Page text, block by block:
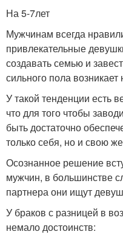
На 5-7лет
Мужчинам всегда
привлекательные
создавать семью и
сильного пола
У такой тенденции есть
что для того чтобы
быть достаточно
только себя, но и свою
Осознанное решение
мужчин, в большинстве
партнера они ищут
У браков с разницей в
немало достоинств: